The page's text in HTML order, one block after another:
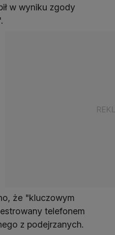
w wyniku zgody
że "kluczowym
telefonem
z podejrzanych.